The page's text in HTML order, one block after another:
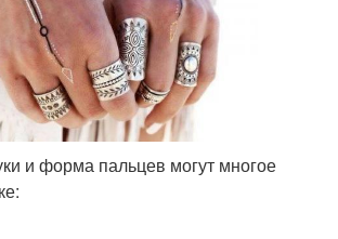
и форма пальцев могут многое